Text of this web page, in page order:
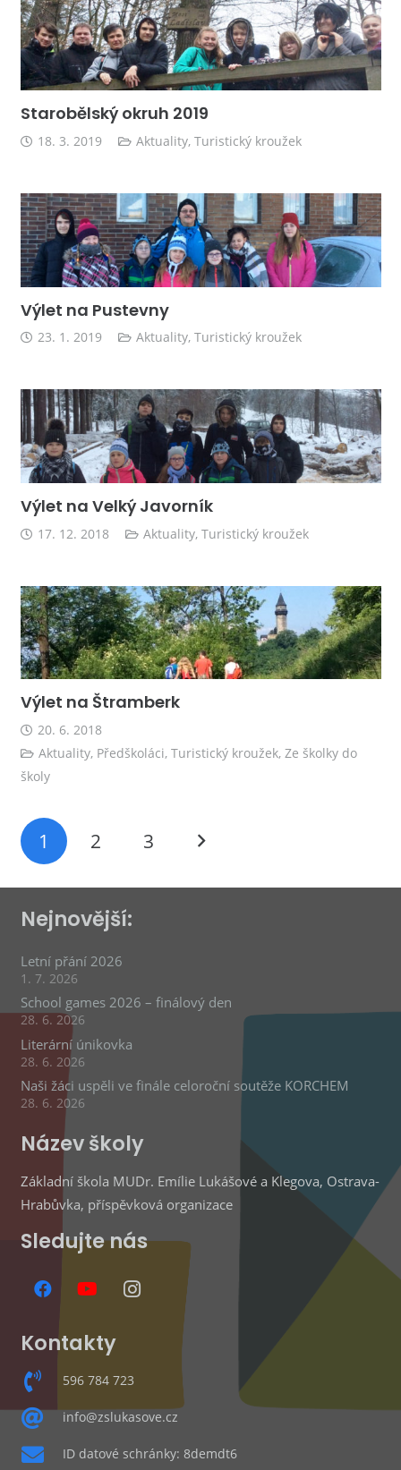
Starobělský okruh 2019
18. 3. 2019 Aktuality,Turistický kroužek
Výlet na Pustevny
23. 1. 2019 Aktuality,Turistický kroužek
Výlet na Velký Javorník
17. 12. 2018 Aktuality,Turistický kroužek
Výlet na Štramberk
20. 6. 2018
Aktuality, Předškoláci, Turistický kroužek, Ze školky do
školy
1 2 3
Nejnovější:
Letní přání 2026
1. 7. 2026
School games 2026 – finálový den
28. 6. 2026
Literární únikovka
28. 6. 2026
Naši žáci uspěli ve finále celoroční soutěže KORCHEM
28. 6. 2026
Název školy
Základní škola MUDr. Emílie Lukášové a Klegova, Ostrava-
Hrabůvka, příspěvková organizace
Sledujte nás
Kontakty
596 784 723
info@zslukasove.cz
ID datové schránky: 8demdt6